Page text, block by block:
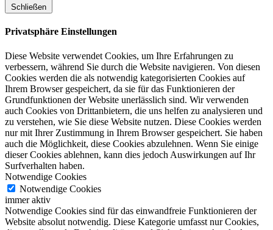
Schließen
Privatsphäre Einstellungen
Diese Website verwendet Cookies, um Ihre Erfahrungen zu
verbessern, während Sie durch die Website navigieren. Von diesen
Cookies werden die als notwendig kategorisierten Cookies auf
Ihrem Browser gespeichert, da sie für das Funktionieren der
Grundfunktionen der Website unerlässlich sind. Wir verwenden
auch Cookies von Drittanbietern, die uns helfen zu analysieren und
zu verstehen, wie Sie diese Website nutzen. Diese Cookies werden
nur mit Ihrer Zustimmung in Ihrem Browser gespeichert. Sie haben
auch die Möglichkeit, diese Cookies abzulehnen. Wenn Sie einige
dieser Cookies ablehnen, kann dies jedoch Auswirkungen auf Ihr
Surfverhalten haben.
Notwendige Cookies
Notwendige Cookies
immer aktiv
Notwendige Cookies sind für das einwandfreie Funktionieren der
Website absolut notwendig. Diese Kategorie umfasst nur Cookies,